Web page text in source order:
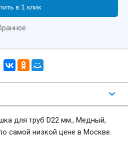
в 1 клик
для труб D22 мм., Медный,
самой низкой цене в Москве.